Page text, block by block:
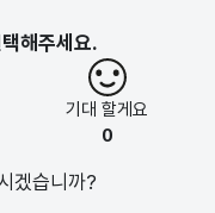
해주세요.
기대할게요
0
겠습니까?